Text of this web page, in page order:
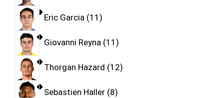
Eric Garcia 11
Giovanni Reyna 11
Thorgan Hazard 12
Sebastien Haller 8